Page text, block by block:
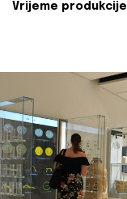
Vrijeme produkcije